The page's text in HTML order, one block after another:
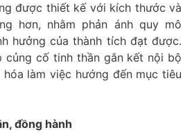
được thiết kế với kích thước và
hơn, nhằm phản ánh quy mô
hưởng của thành tích đạt được.
củng cố tinh thần gắn kết nội bộ
làm việc hướng đến mục tiêu
đồng hành